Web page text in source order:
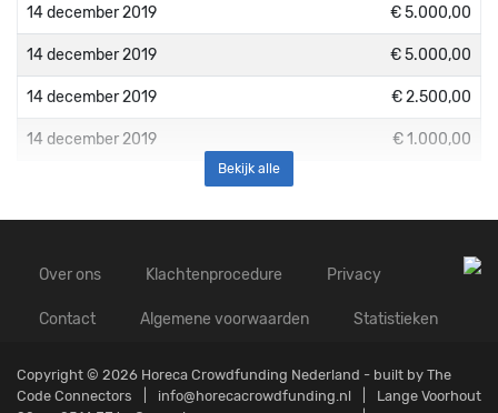
14 december 2019 € 5.000,00
14 december 2019 € 5.000,00
14 december 2019 € 2.500,00
14 december 2019 € 1.000,00
Bekijk alle
Over ons Klachtenprocedure Privacy
Contact Algemene voorwaarden Statistieken
Copyright © 2026 Horeca Crowdfunding Nederland - built by The
Code Connectors
info@horecacrowdfunding.nl
Lange Voorhout